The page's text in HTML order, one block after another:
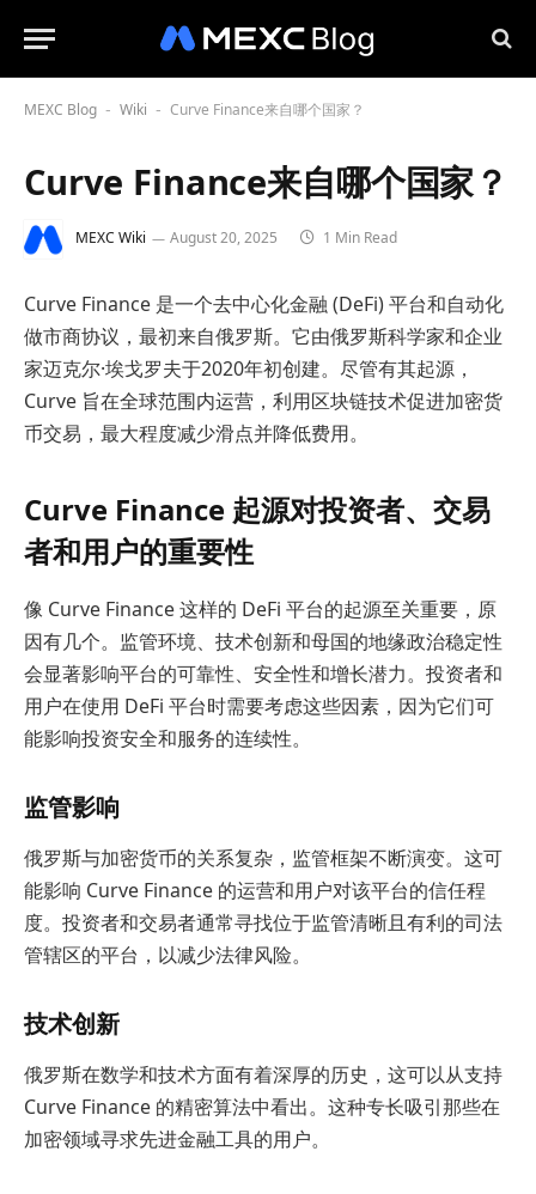
MEXC Blog - Wiki - Curve Finance来自哪个国家？
Curve Finance来自哪个国家？
MEXC Wiki August 20, 2025 1 Min Read
Curve Finance 是一个去中心化金融 (DeFi) 平台和自动化
做市商协议，最初来自俄罗斯。它由俄罗斯科学家和企业
家迈克尔·埃戈罗夫于2020年初创建。尽管有其起源，
Curve 旨在全球范围内运营，利用区块链技术促进加密货
币交易，最大程度减少滑点并降低费用。
Curve Finance 起源对投资者、交易
者和用户的重要性
像 Curve Finance 这样的 DeFi 平台的起源至关重要，原
因有几个。监管环境、技术创新和母国的地缘政治稳定性
会显著影响平台的可靠性、安全性和增长潜力。投资者和
用户在使用 DeFi 平台时需要考虑这些因素，因为它们可
能影响投资安全和服务的连续性。
监管影响
俄罗斯与加密货币的关系复杂，监管框架不断演变。这可
能影响 Curve Finance 的运营和用户对该平台的信任程
度。投资者和交易者通常寻找位于监管清晰且有利的司法
管辖区的平台，以减少法律风险。
技术创新
俄罗斯在数学和技术方面有着深厚的历史，这可以从支持
Curve Finance 的精密算法中看出。这种专长吸引那些在
加密领域寻求先进金融工具的用户。